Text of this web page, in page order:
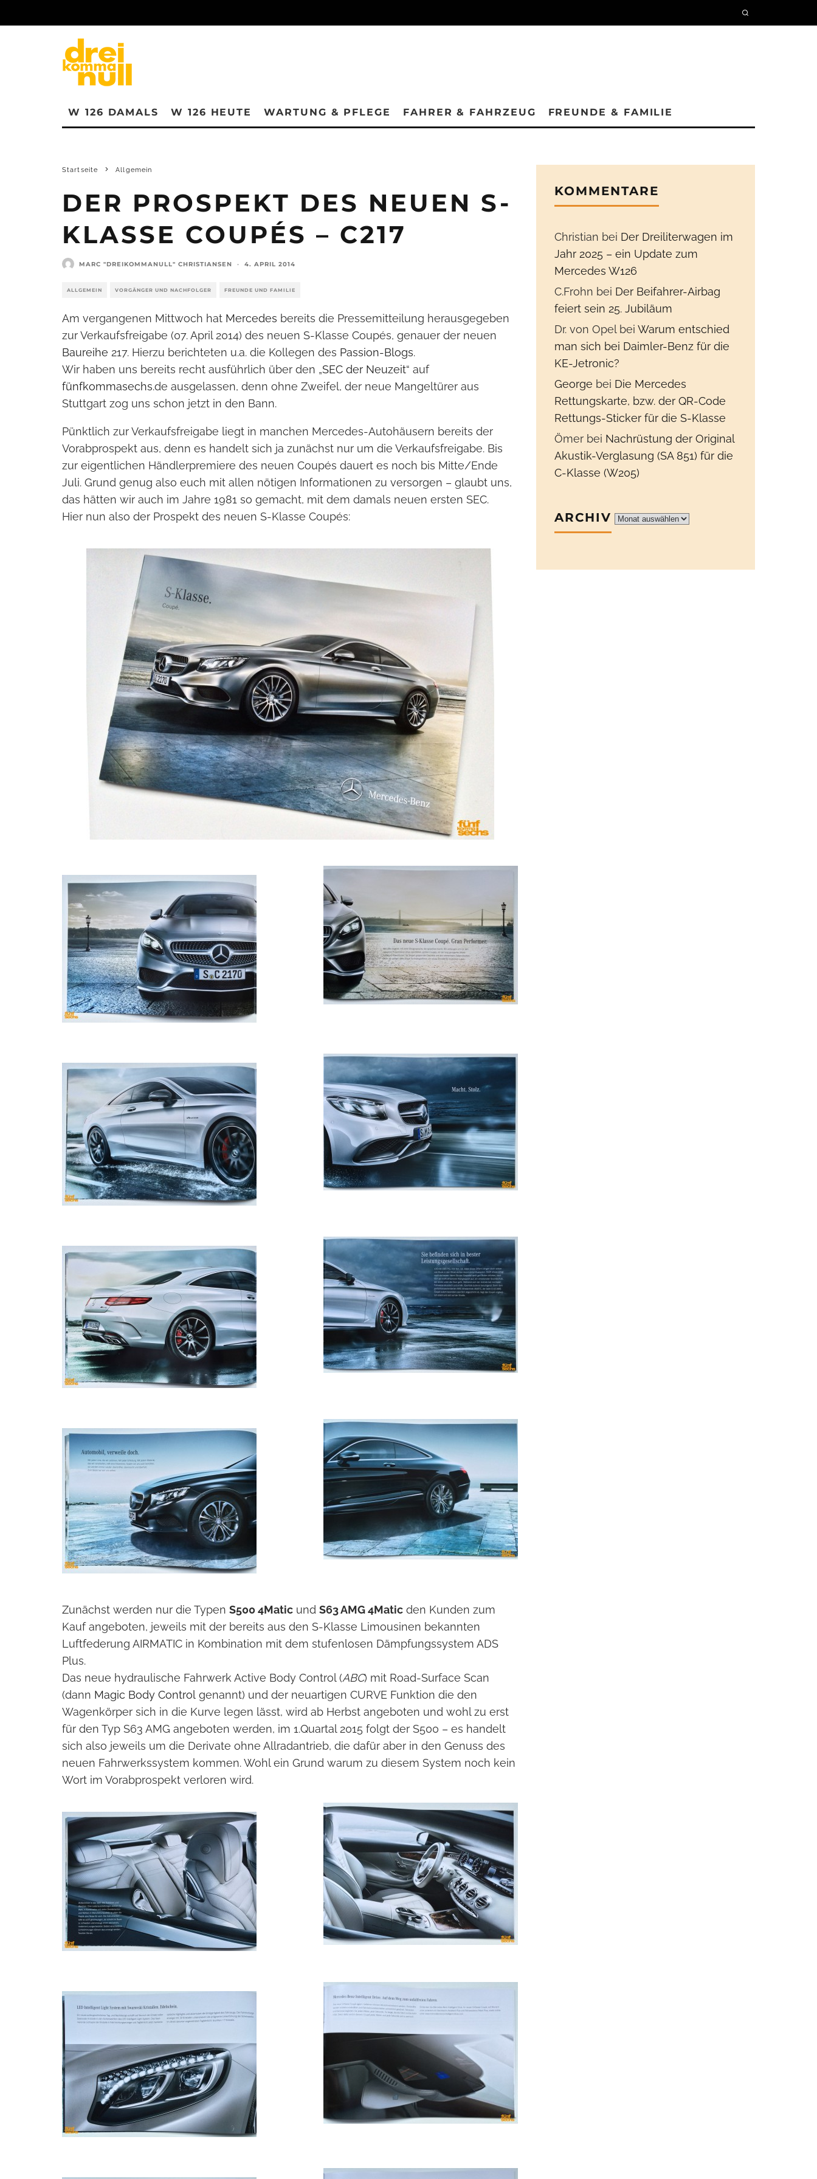
W 126 DAMALS W 126 HEUTE WARTUNG & PFLEGE FAHRER & FAHRZEUG FREUNDE & FAMILIE
Startseite Allgemein
DER PROSPEKT DES NEUEN S-
KLASSE COUPÉS – C217
MARC "DREIKOMMANULL" CHRISTIANSEN · 4. APRIL 2014
ALLGEMEIN VORGÄNGER UND NACHFOLGER FREUNDE UND FAMILIE
Am vergangenen Mittwoch hat Mercedes bereits die Pressemitteilung herausgegeben
zur Verkaufsfreigabe (07. April 2014) des neuen S-Klasse Coupés, genauer der neuen
Baureihe 217. Hierzu berichteten u.a. die Kollegen des Passion-Blogs.
Wir haben uns bereits recht ausführlich über den „SEC der Neuzeit“ auf
fünfkommasechs.de ausgelassen, denn ohne Zweifel, der neue Mangeltürer aus
Stuttgart zog uns schon jetzt in den Bann.
Pünktlich zur Verkaufsfreigabe liegt in manchen Mercedes-Autohäusern bereits der
Vorabprospekt aus, denn es handelt sich ja zunächst nur um die Verkaufsfreigabe. Bis
zur eigentlichen Händlerpremiere des neuen Coupés dauert es noch bis Mitte/Ende
Juli. Grund genug also euch mit allen nötigen Informationen zu versorgen – glaubt uns,
das hätten wir auch im Jahre 1981 so gemacht, mit dem damals neuen ersten SEC.
Hier nun also der Prospekt des neuen S-Klasse Coupés:
Zunächst werden nur die Typen S500 4Matic und S63 AMG 4Matic den Kunden zum
Kauf angeboten, jeweils mit der bereits aus den S-Klasse Limousinen bekannten
Luftfederung AIRMATIC in Kombination mit dem stufenlosen Dämpfungssystem ADS
Plus.
Das neue hydraulische Fahrwerk Active Body Control (ABC) mit Road-Surface Scan
(dann Magic Body Control genannt) und der neuartigen CURVE Funktion die den
Wagenkörper sich in die Kurve legen lässt, wird ab Herbst angeboten und wohl zu erst
für den Typ S63 AMG angeboten werden, im 1.Quartal 2015 folgt der S500 – es handelt
sich also jeweils um die Derivate ohne Allradantrieb, die dafür aber in den Genuss des
neuen Fahrwerkssystem kommen. Wohl ein Grund warum zu diesem System noch kein
Wort im Vorabprospekt verloren wird.
KOMMENTARE
Christian bei Der Dreiliterwagen im
Jahr 2025 – ein Update zum
Mercedes W126
C.Frohn bei Der Beifahrer-Airbag
feiert sein 25. Jubiläum
Dr. von Opelbei Warum entschied
man sich bei Daimler-Benz für die
KE-Jetronic?
George bei Die Mercedes
Rettungskarte, bzw. der QR-Code
Rettungs-Sticker für die S-Klasse
Ömer bei Nachrüstung der Original
Akustik-Verglasung (SA 851) für die
C-Klasse (W205)
ARCHIV Archiv